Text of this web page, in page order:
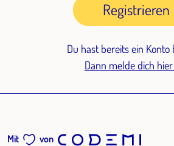
Registrieren
Du hast bereits ein Konto
Dann melde dich
Mit von